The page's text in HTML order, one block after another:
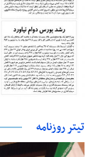
تیتر روزنامه